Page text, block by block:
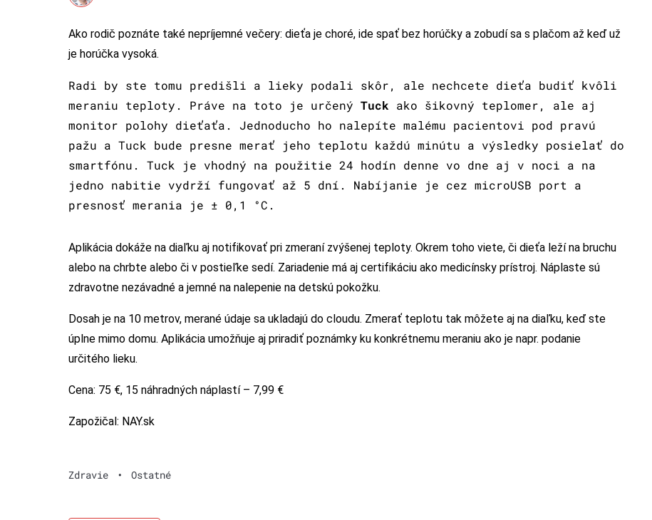
Ako rodič poznáte také nepríjemné večery: dieťa je choré, ide spať bez horúčky a zobudí sa s plačom až keď už
je horúčka vysoká.
Radi by ste tomu predišli a lieky podali skôr, ale nechcete dieťa budiť kvôli
meraniu teploty. Práve na toto je určený Tuck ako šikovný teplomer, ale aj
monitor polohy dieťaťa. Jednoducho ho nalepíte malému pacientovi pod pravú
pažu a Tuck bude presne merať jeho teplotu každú minútu a výsledky posielať do
smartfónu. Tuck je vhodný na použitie 24 hodín denne vo dne aj v noci a na
jedno nabitie vydrží fungovať až 5 dní. Nabíjanie je cez microUSB port a
presnosť merania je ± 0,1 °C.
Aplikácia dokáže na diaľku aj notifikovať pri zmeraní zvýšenej teploty. Okrem toho viete, či dieťa leží na bruchu
alebo na chrbte alebo či v postieľke sedí. Zariadenie má aj certifikáciu ako medicínsky prístroj. Náplaste sú
zdravotne nezávadné a jemné na nalepenie na detskú pokožku.
Dosah je na 10 metrov, merané údaje sa ukladajú do cloudu. Zmerať teplotu tak môžete aj na diaľku, keď ste
úplne mimo domu. Aplikácia umožňuje aj priradiť poznámky ku konkrétnemu meraniu ako je napr. podanie
určitého lieku.
Cena: 75 €, 15 náhradných náplastí – 7,99 €
Zapožičal: NAY.sk
Zdravie • Ostatné